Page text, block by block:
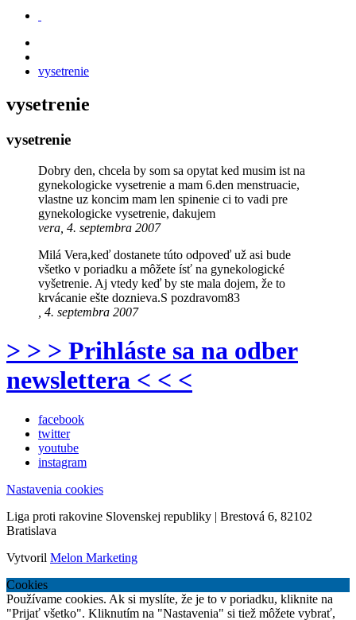
vysetrenie
vysetrenie
vysetrenie
Dobry den, chcela by som sa opytat ked musim ist na
gynekologicke vysetrenie a mam 6.den menstruacie,
vlastne uz koncim mam len spinenie ci to vadi pre
gynekologicke vysetrenie, dakujem
vera, 4. septembra 2007
Milá Vera,keď dostanete túto odpoveď už asi bude
všetko v poriadku a môžete ísť na gynekologické
vyšetrenie. Aj vtedy keď by ste mala dojem, že to
krvácanie ešte doznieva.S pozdravom83
, 4. septembra 2007
> > > Prihláste sa na odber
newslettera < < <
facebook
twitter
youtube
instagram
Nastavenia cookies
Liga proti rakovine Slovenskej republiky | Brestová 6, 82102
Bratislava
Vytvoril Melon Marketing
Cookies
Používame cookies. Ak si myslíte, že je to v poriadku, kliknite na
"Prijať všetko". Kliknutím na "Nastavenia" si tiež môžete vybrať,